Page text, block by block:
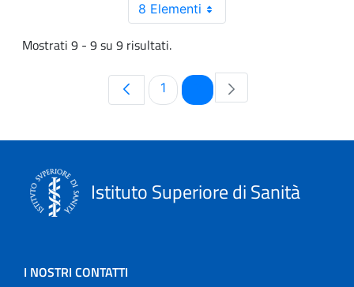
8 Elementi
Mostrati 9 - 9 su 9 risultati.
Pagina
1 Pagina
Istituto Superiore di Sanità
I NOSTRI CONTATTI